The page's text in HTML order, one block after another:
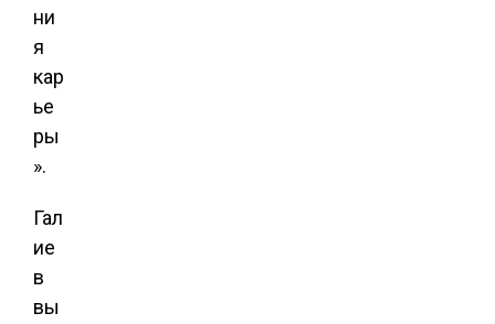
ни
я
кар
ье
ры
».
Гал
ие
в
вы